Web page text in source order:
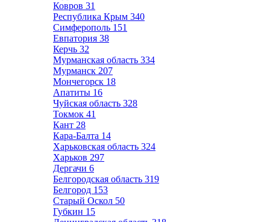
Ковров 31
Республика Крым 340
Симферополь 151
Евпатория 38
Керчь 32
Мурманская область 334
Мурманск 207
Мончегорск 18
Апатиты 16
Чуйская область 328
Токмок 41
Кант 28
Кара-Балта 14
Харьковская область 324
Харьков 297
Дергачи 6
Белгородская область 319
Белгород 153
Старый Оскол 50
Губкин 15